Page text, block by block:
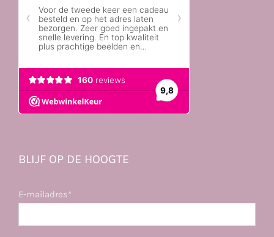
BLIJF OP DE HOOGTE
E-mailadres*